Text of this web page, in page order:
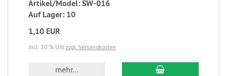
Artikel/Model: SW-016
Auf Lager: 10
1,10 EUR
incl. 20 % USt zzgl. Versandkosten
mehr...